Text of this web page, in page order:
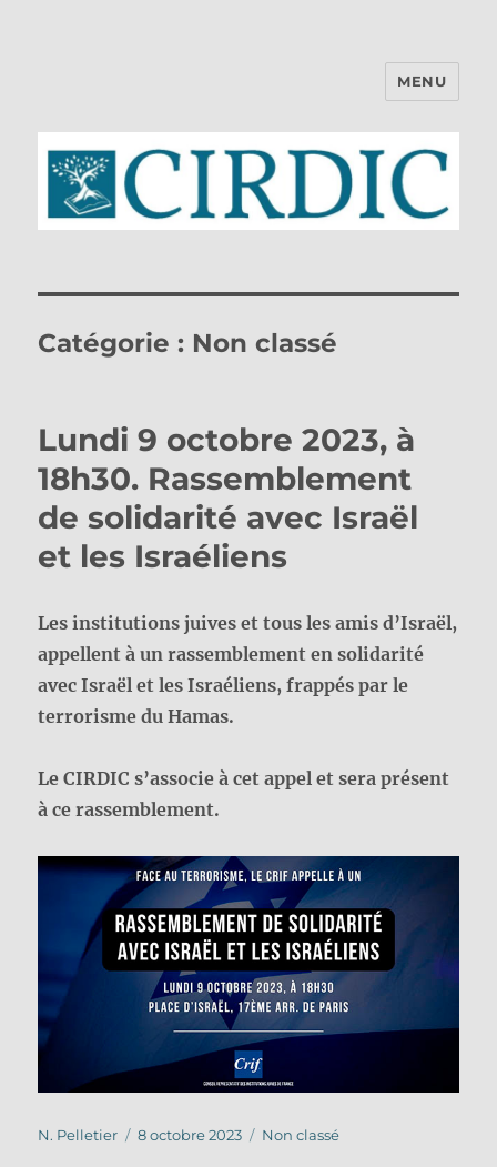
MENU
Catégorie : Non classé
Lundi 9 octobre 2023, à
18h30. Rassemblement
de solidarité avec Israël
et les Israéliens
Les institutions juives et tous les amis d’Israël,
appellent à un rassemblement en solidarité
avec Israël et les Israéliens, frappés par le
terrorisme du Hamas.
Le CIRDIC s’associe à cet appel et sera présent
à ce rassemblement.
Auteur
N. Pelletier
Publié
8 octobre 2023 Catégories
Non classé